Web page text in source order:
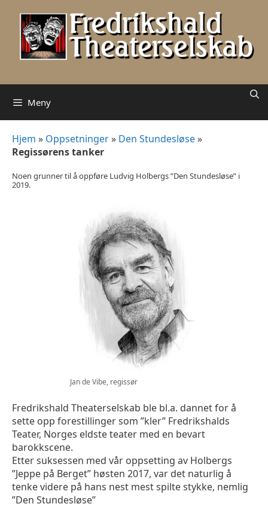
innhold
Meny
Hjem » Oppsetninger» Den Stundesløse»
Regissørens tanker
Noen grunner til å oppføre Ludvig Holbergs ”Den Stundesløse” i
2019.
Jan de Vibe, regissør
Fredrikshald Theaterselskab ble bl.a. dannet for å
sette opp forestillinger som ”kler” Fredrikshalds
Teater, Norges eldste teater med en bevart
barokkscene.
Etter suksessen med vår oppsetting av Holbergs
”Jeppe på Berget” høsten 2017, var det naturlig å
tenke videre på hans nest mest spilte stykke, nemlig
”Den Stundesløse”